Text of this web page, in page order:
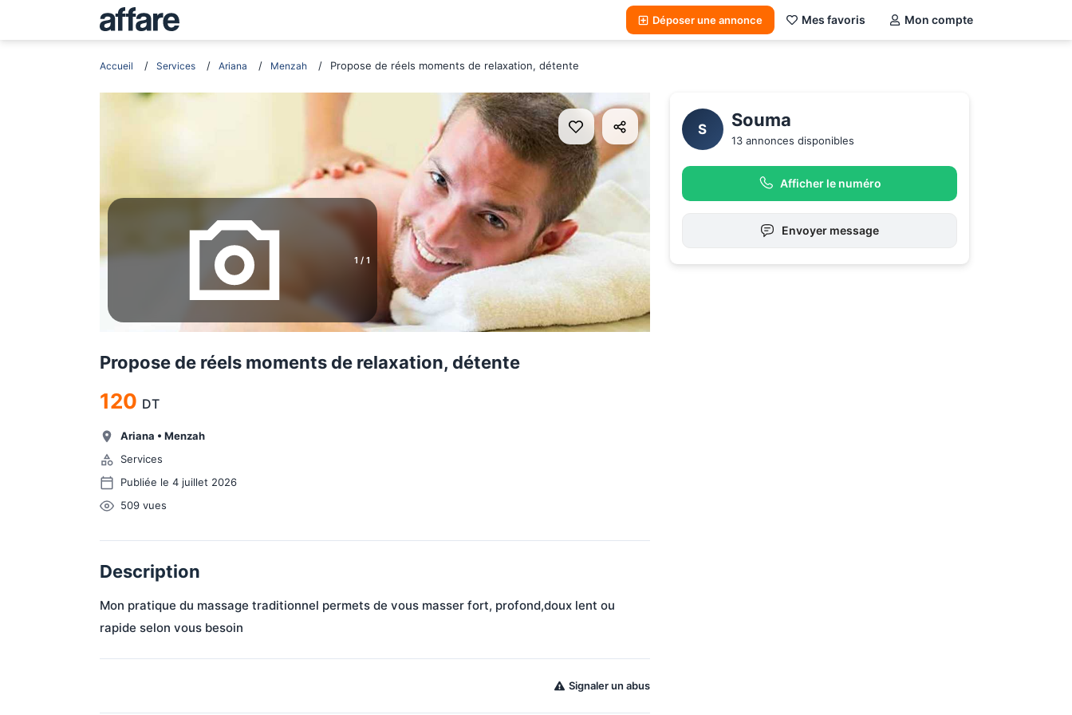
Déposer une annonce Mes favoris Mon compte
Accueil Services Ariana Menzah Propose de réels moments de relaxation, détente
1 / 1
Propose de réels moments de relaxation, détente
120 DT
Ariana • Menzah
Services
Publiée le 4 juillet 2026
509vues
Description
Mon pratique du massage traditionnel permets de vous masser fort, profond,doux lent ou
rapide selon vous besoin
Signaler un abus
S Souma
13 annonces disponibles
Afficher le numéro
Envoyer message